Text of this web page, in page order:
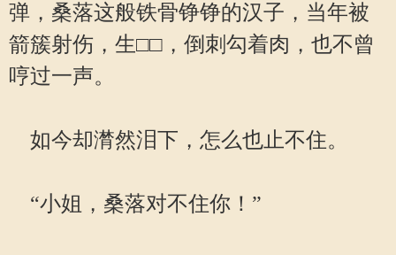
弹，桑落这般铁骨铮铮的汉子，当年被
箭簇射伤，生□□，倒刺勾着肉，也不曾
哼过一声。
如今却潸然泪下，怎么也止不住。
“小姐，桑落对不住你！”